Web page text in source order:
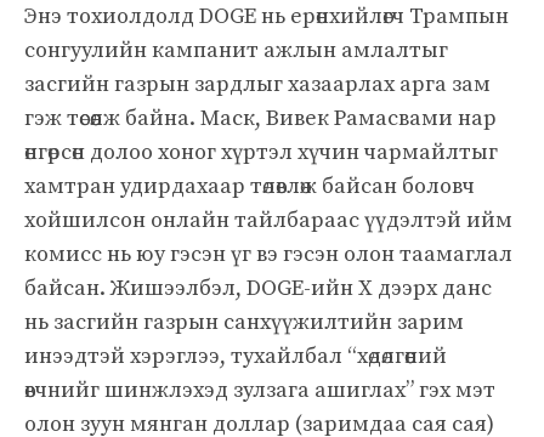
Энэ тохиолдолд DOGE нь ерөнхийлөгч Трампын
сонгуулийн кампанит ажлын амлалтыг
засгийн газрын зардлыг хазаарлах арга зам
гэж төсөөлж байна. Маск, Вивек Рамасвами нар
өнгөрсөн долоо хоног хүртэл хүчин чармайлтыг
хамтран удирдахаар төлөвлөж байсан боловч
хойшилсон онлайн тайлбараас үүдэлтэй ийм
комисс нь юу гэсэн үг вэ гэсэн олон таамаглал
байсан. Жишээлбэл, DOGE-ийн X дээрх данс
нь засгийн газрын санхүүжилтийн зарим
инээдтэй хэрэглээ, тухайлбал “хөдөлгөөний
өвчнийг шинжлэхэд зулзага ашиглах” гэх мэт
олон зуун мянган доллар (заримдаа сая сая)